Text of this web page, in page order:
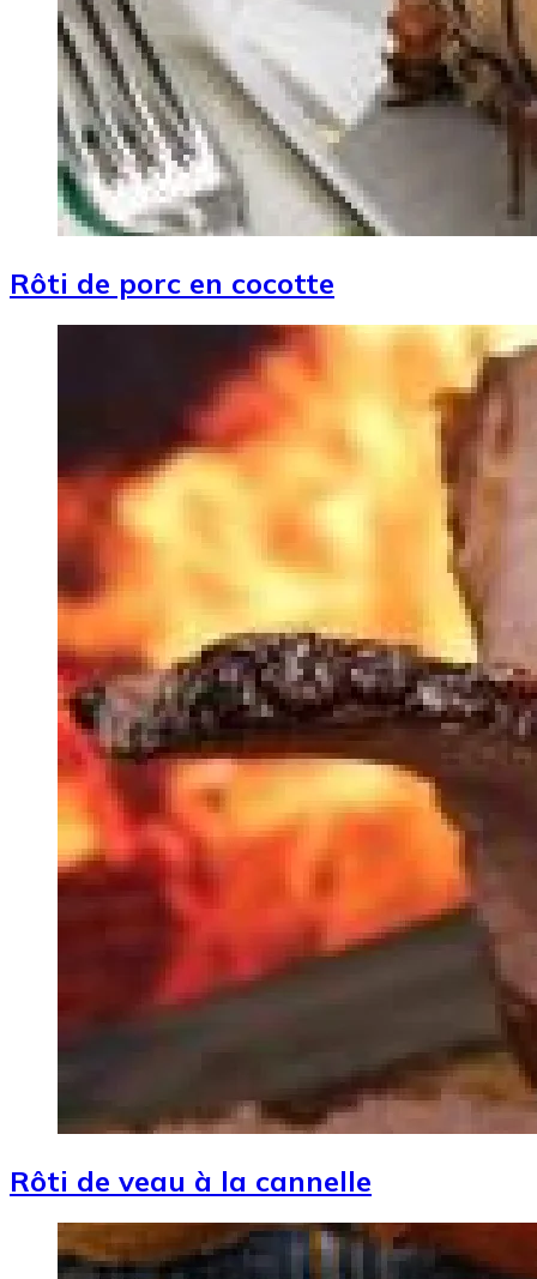
Rôti de porc en cocotte
Rôti de veau à la cannelle
Image